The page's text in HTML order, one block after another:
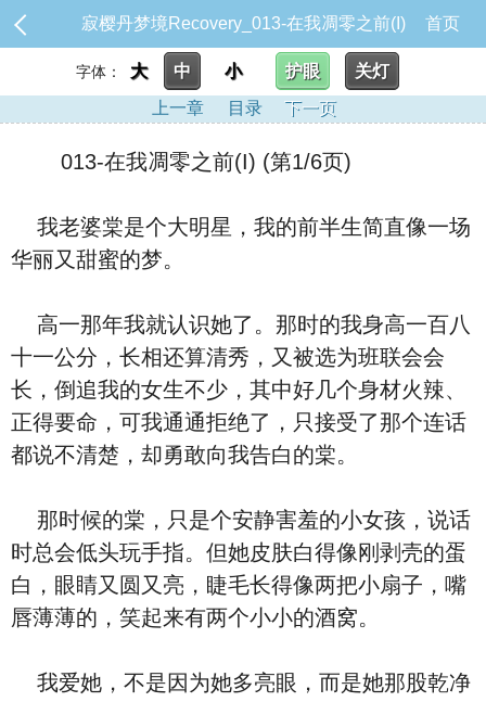
寂樱丹梦境Recovery_013-在我凋零之前(I) 首页
字体： 大 中 小 护眼
关灯
上一章
目录 下一页
013-在我凋零之前(I) (第1/6页)
我老婆棠是个大明星，我的前半生简直像一场
华丽又甜蜜的梦。
高一那年我就认识她了。那时的我身高一百八
十一公分，长相还算清秀，又被选为班联会会
长，倒追我的女生不少，其中好几个身材火辣、
正得要命，可我通通拒绝了，只接受了那个连话
都说不清楚，却勇敢向我告白的棠。
那时候的棠，只是个安静害羞的小女孩，说话
时总会低头玩手指。但她皮肤白得像刚剥壳的蛋
白，眼睛又圆又亮，睫毛长得像两把小扇子，嘴
唇薄薄的，笑起来有两个小小的酒窝。
我爱她，不是因为她多亮眼，而是她那股乾净